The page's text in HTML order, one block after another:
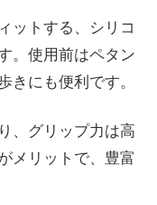
ットする、シリコ
。使用前はペタン
きにも便利です。
、グリップ力は高
メリットで、豊富